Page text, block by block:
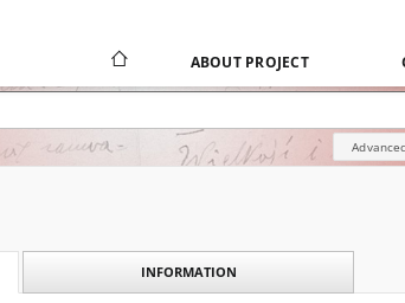
ABOUT PROJECT
INFORMATION